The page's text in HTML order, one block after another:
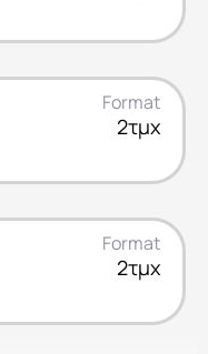
Format
2τμχ
Format
2τμχ